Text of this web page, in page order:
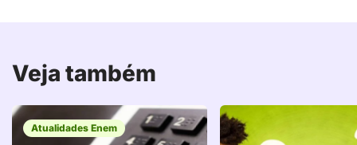
Veja também
Atualidades Enem